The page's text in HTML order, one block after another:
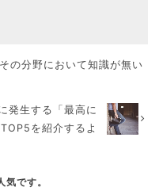
の分野において知識が無い
発生する「最高に
を紹介するよ
気です。